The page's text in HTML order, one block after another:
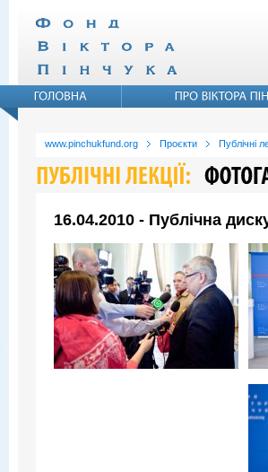
www.pinchukfund.org Проєкти Публічні
16.04.2010 - Публічна